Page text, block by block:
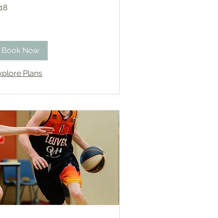
Book Now
Plans